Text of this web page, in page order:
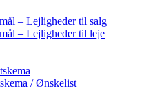
– Lejligheder til salg
– Lejligheder til leje
/ Ønskelist